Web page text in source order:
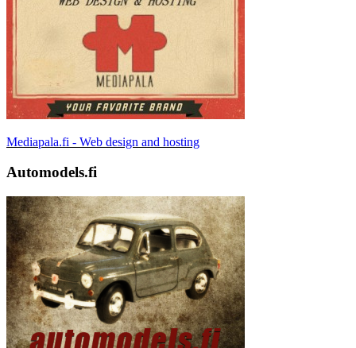
Mediapala.fi - Web design and hosting
Automodels.fi